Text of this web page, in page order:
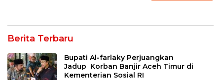
Berita Terbaru
Bupati Al-farlaky Perjuangkan
Jadup Korban Banjir Aceh Timur di
Kementerian Sosial RI